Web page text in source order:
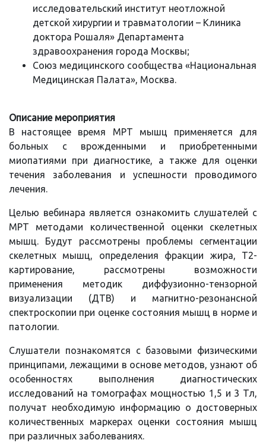
исследовательский институт неотложной
детской хирургии и травматологии – Клиника
доктора Рошаля» Департамента
здравоохранения города Москвы;
Союз медицинского сообщества «Национальная
Медицинская Палата», Москва.
Описание мероприятия
В настоящее время МРТ мышц применяется для
больных с врожденными и приобретенными
миопатиями при диагностике, а также для оценки
течения заболевания и успешности проводимого
лечения.
Целью вебинара является ознакомить слушателей с
МРТ методами количественной оценки скелетных
мышц. Будут рассмотрены проблемы сегментации
скелетных мышц, определения фракции жира, Т2-
картирование, рассмотрены возможности
применения методик диффузионно-тензорной
визуализации (ДТВ) и магнитно-резонансной
спектроскопии при оценке состояния мышц в норме и
патологии.
Слушатели познакомятся с базовыми физическими
принципами, лежащими в основе методов, узнают об
особенностях выполнения диагностических
исследований на томографах мощностью 1,5 и 3 Тл,
получат необходимую информацию о достоверных
количественных маркерах оценки состояния мышц
при различных заболеваниях.